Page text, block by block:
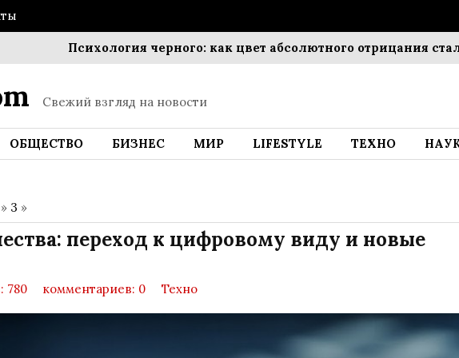
Психология черного: как цвет абсолютного отрицания стал
Свежий взгляд на новости
ОБЩЕСТВО БИЗНЕС МИР LIFESTYLE ТЕХНО
» 3 »
переход к цифровому виду и новые
780 комментариев: 0 Техно